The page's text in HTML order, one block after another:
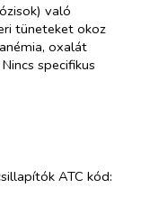
való
tüneteket okoz
oxalát
specifikus
ATC kód: